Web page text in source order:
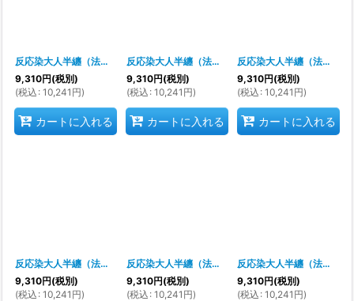
反応染大人半纏（法被） s9266]
9,310円(税別)
(税込 : 10,241 円)
カートに入れる
反応染大人半纏（法被） s9265]
9,310円(税別)
(税込 : 10,241 円)
カートに入れる
反応染大人半纏（法被）
9,310円(税別)
(税込 : 10,241 円)
カートに入れる
反応染大人半纏（法被）縄 赤黒 粋なハッピ [ s9263]
9,310円(税別)
(税込 : 10,241 円)
反応染大人半纏（法被） s9262]
9,310円(税別)
(税込 : 10,241 円)
反応染大人半纏（法被） 縄熨斗 青系
9,310円(税別)
(税込 : 10,241 円)